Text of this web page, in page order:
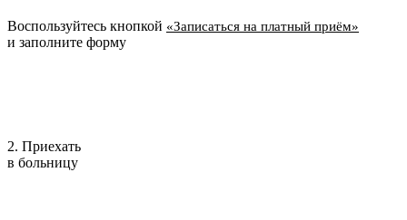
Воспользуйтесь кнопкой «Записаться на платный приём»
и заполните форму
2. Приехать
в больницу